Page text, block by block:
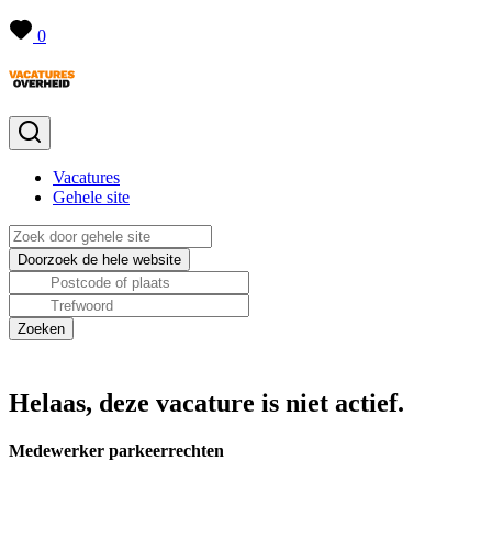
0
Vacatures
Gehele site
Helaas, deze vacature is niet actief.
Medewerker parkeerrechten